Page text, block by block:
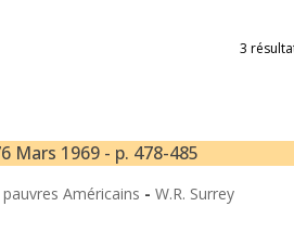
3
Mars 1969 - p. 478-485
Américains - W.R. Surrey